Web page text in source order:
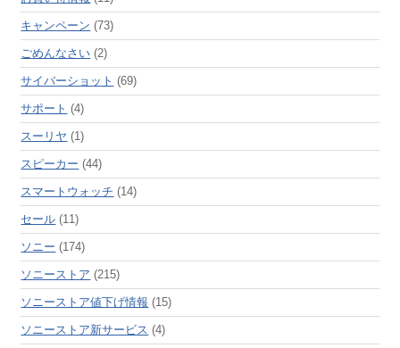
キャンペーン (73)
ごめんなさい (2)
サイバーショット (69)
サポート (4)
スーリヤ (1)
スピーカー (44)
スマートウォッチ (14)
セール (11)
ソニー (174)
ソニーストア (215)
ソニーストア値下げ情報 (15)
ソニーストア新サービス (4)